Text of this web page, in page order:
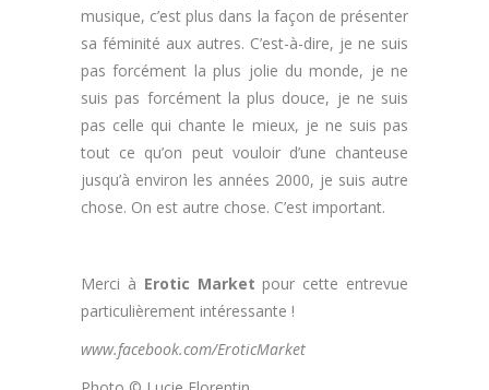
musique, c’est plus dans la façon de présenter
sa féminité aux autres. C’est-à-dire, je ne suis
pas forcément la plus jolie du monde, je ne
suis pas forcément la plus douce, je ne suis
pas celle qui chante le mieux, je ne suis pas
tout ce qu’on peut vouloir d’une chanteuse
jusqu’à environ les années 2000, je suis autre
chose. On est autre chose. C’est important.
Merci à Erotic Market pour cette entrevue
particulièrement intéressante !
www.facebook.com/EroticMarket